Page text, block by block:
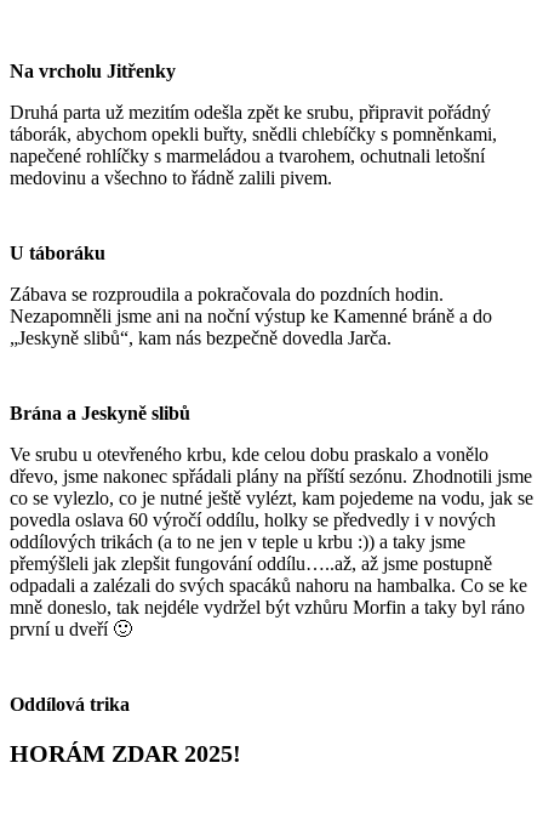
Na vrcholu Jitřenky
Druhá parta už mezitím odešla zpět ke srubu, připravit pořádný
táborák, abychom opekli buřty, snědli chlebíčky s pomněnkami,
napečené rohlíčky s marmeládou a tvarohem, ochutnali letošní
medovinu a všechno to řádně zalili pivem.
U táboráku
Zábava se rozproudila a pokračovala do pozdních hodin.
Nezapomněli jsme ani na noční výstup ke Kamenné bráně a do
„Jeskyně slibů“, kam nás bezpečně dovedla Jarča.
Brána a Jeskyně slibů
Ve srubu u otevřeného krbu, kde celou dobu praskalo a vonělo
dřevo, jsme nakonec spřádali plány na příští sezónu. Zhodnotili jsme
co se vylezlo, co je nutné ještě vylézt, kam pojedeme na vodu, jak se
povedla oslava 60 výročí oddílu, holky se předvedly i v nových
oddílových trikách (a to ne jen v teple u krbu :)) a taky jsme
přemýšleli jak zlepšit fungování oddílu…..až, až jsme postupně
odpadali a zalézali do svých spacáků nahoru na hambalka. Co se ke
mně doneslo, tak nejdéle vydržel být vzhůru Morfin a taky byl ráno
první u dveří 🙂
Oddílová trika
HORÁM ZDAR 2025!